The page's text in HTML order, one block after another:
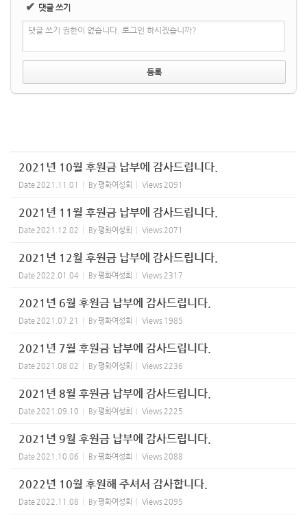
✔ 댓글 쓰기
댓글 쓰기 권한이 없습니다. 로그인 하시겠습니까?
2021년 10월 후원금 납부에 감사드립니다.
Date 2021.11.01 By평화여성회 Views 2091
2021년 11월 후원금 납부에 감사드립니다.
Date 2021.12.02 By평화여성회 Views 2071
2021년 12월 후원금 납부에 감사드립니다.
Date 2022.01.04 By평화여성회 Views 2317
2021년 6월 후원금 납부에 감사드립니다.
Date 2021.07.21 By평화여성회 Views 1985
2021년 7월 후원금 납부에 감사드립니다.
Date 2021.08.02 By평화여성회 Views 2236
2021년 8월 후원금 납부에 감사드립니다.
Date 2021.09.10 By평화여성회 Views 2225
2021년 9월 후원금 납부에 감사드립니다.
Date 2021.10.06 By평화여성회 Views 2088
2022년 10월 후원해 주셔서 감사합니다.
Date 2022.11.08 By평화여성회 Views 2095